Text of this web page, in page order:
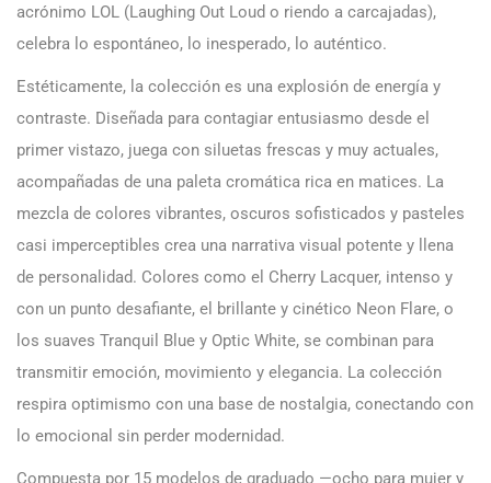
acrónimo LOL (Laughing Out Loud o riendo a carcajadas),
celebra lo espontáneo, lo inesperado, lo auténtico.
Estéticamente, la colección es una explosión de energía y
contraste. Diseñada para contagiar entusiasmo desde el
primer vistazo, juega con siluetas frescas y muy actuales,
acompañadas de una paleta cromática rica en matices. La
mezcla de colores vibrantes, oscuros sofisticados y pasteles
casi imperceptibles crea una narrativa visual potente y llena
de personalidad. Colores como el Cherry Lacquer, intenso y
con un punto desafiante, el brillante y cinético Neon Flare, o
los suaves Tranquil Blue y Optic White, se combinan para
transmitir emoción, movimiento y elegancia. La colección
respira optimismo con una base de nostalgia, conectando con
lo emocional sin perder modernidad.
Compuesta por 15 modelos de graduado —ocho para mujer y